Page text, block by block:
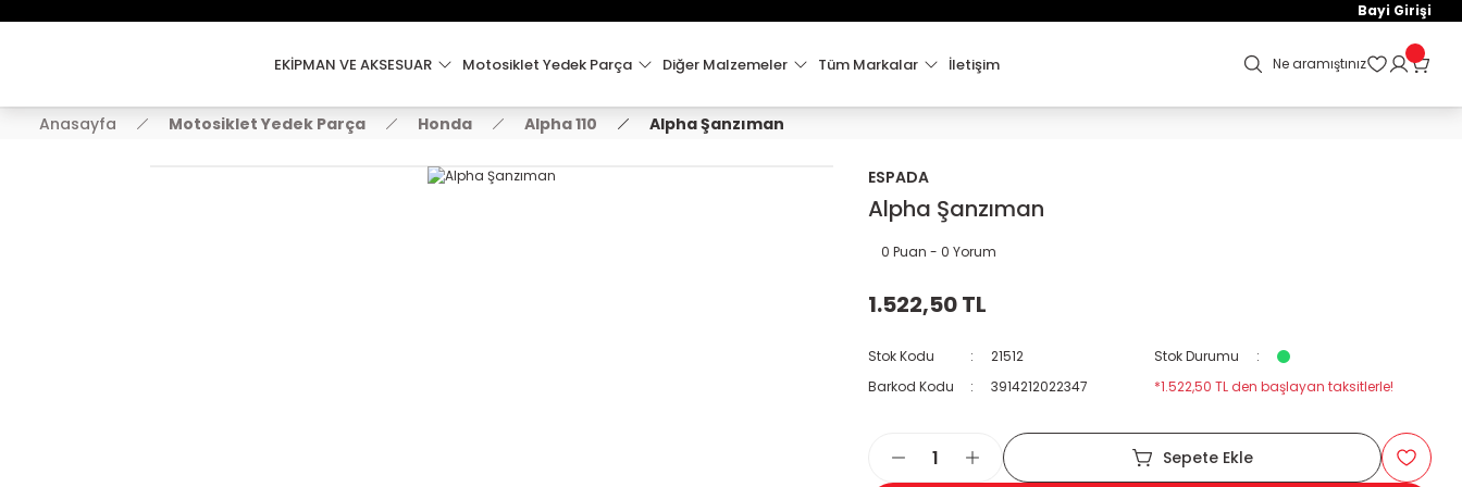
2000 TL VE ÜZERİ KARGO ÜCRETSİZ !
Bayi Girişi
EKİPMAN VE AKSESUAR Motosiklet Yedek Parça Diğer Malzemeler Tüm Markalar İletişim Ne aramıştınız
Anasayfa Motosiklet Yedek Parça Honda Alpha 110 Alpha Şanzıman
ESPADA
Alpha Şanzıman
0 Puan - 0 Yorum
1.522,50 TL
Stok Kodu 21512
Stok Durumu
Barkod Kodu
3914212022347 *1.522,50 TL den başlayan taksitlerle!
Sepete Ekle